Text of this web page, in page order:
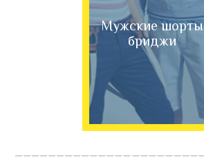
Мужские шорты
бриджи